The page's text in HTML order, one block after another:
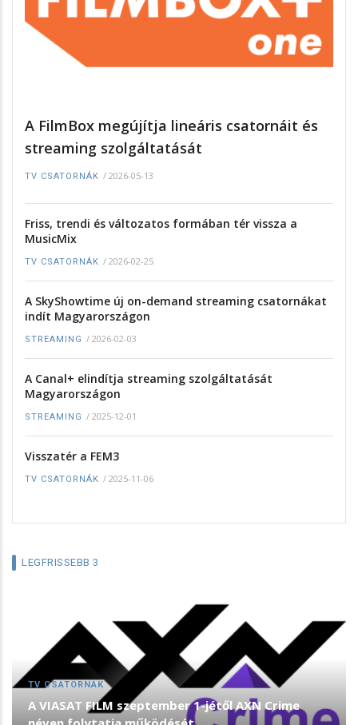
A FilmBox megújítja lineáris csatornáit és
streaming szolgáltatását
TV CSATORNÁK / 2026-05-13
Friss, trendi és változatos formában tér vissza a
MusicMix
TV CSATORNÁK / 2026-02-25
A SkyShowtime új on-demand streaming csatornákat
indít Magyarországon
STREAMING / 2026-02-03
A Canal+ elindítja streaming szolgáltatását
Magyarországon
STREAMING / 2025-12-01
Visszatér a FEM3
TV CSATORNÁK / 2025-11-06
LEGFRISSEBB 3
TV CSATORNÁK
A VIASAT FILM szeptember 1-jétől AXN Crime